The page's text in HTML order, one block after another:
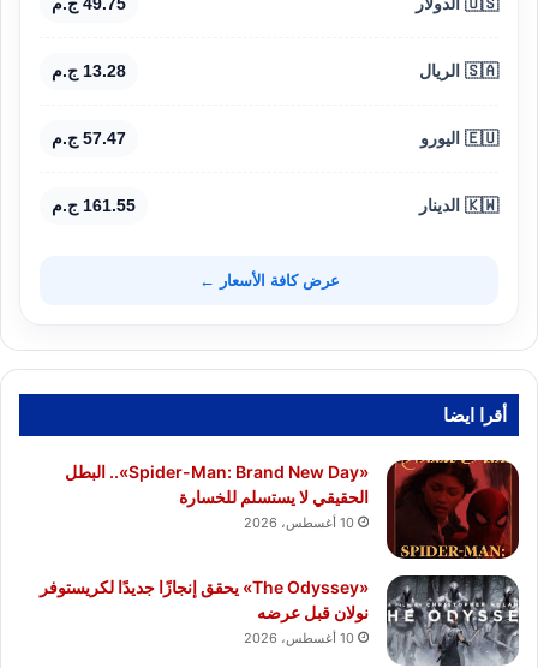
🇸🇦 الريال 13.28 ج.م
🇪🇺 اليورو 57.47 ج.م
🇰🇼 الدينار 161.55 ج.م
عرض كافة الأسعار ←
أقرا ايضا
«Spider-Man: Brand New Day».. البطل
الحقيقي لا يستسلم للخسارة
10 أغسطس، 2026
«The Odyssey» يحقق إنجازًا جديدًا لكريستوفر
نولان قبل عرضه
10 أغسطس، 2026